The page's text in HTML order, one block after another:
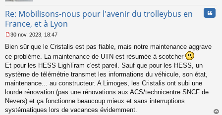
Re: Mobilisons-nous pour l'avenir du trolleybus en
France, et à Lyon
e
s
s
a
g
e
n
o
30 nov. 2023, 18:47
Bien sûr que le Cristalis est pas fiable, mais notre maintenance aggrave
ce problème. La maintenance de UTN est résumée à scotcher
Et pour les HESS LighTram c'est pareil. Sauf que pour les HESS, un
système de télémétrie transmet les informations du véhicule, son état,
maintenance... au constructeur. A Limoges, les Cristalis ont subi une
lourde rénovation (pas une rénovations aux ACS/technicentre SNCF de
Nevers) et ça fonctionne beaucoup mieux et sans interruptions
systématiques lors de vacances évidemment.